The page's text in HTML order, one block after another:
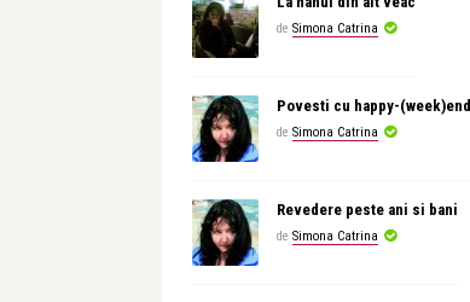
de Simona Catrina
Povesti cu happy-(week)end
de Simona Catrina
Revedere peste ani si bani
de Simona Catrina